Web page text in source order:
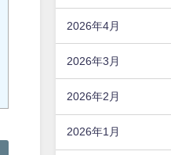
2026年4月
2026年3月
2026年2月
2026年1月